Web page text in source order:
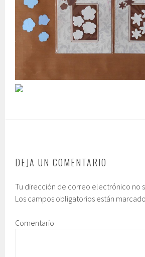
DEJA UN COMENTARIO
Tu dirección de correo electrónico no
Los campos obligatorios están
Comentario